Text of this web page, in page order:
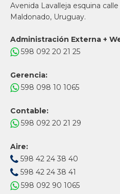
Avenida Lavalleja esquina calle
Maldonado, Uruguay.
Administración Externa +
598 092 20 21 25
Gerencia:
598 098 10 1065
Contable:
598 092 20 21 29
Aire:
598 42 24 38 40
598 42 24 38 41
598 092 90 1065